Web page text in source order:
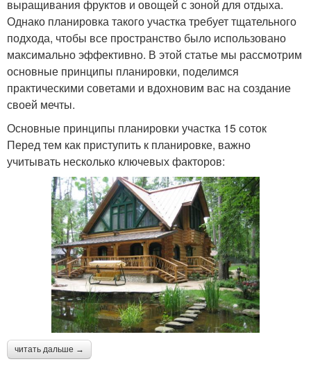
выращивания фруктов и овощей с зоной для отдыха.
Однако планировка такого участка требует тщательного
подхода, чтобы все пространство было использовано
максимально эффективно. В этой статье мы рассмотрим
основные принципы планировки, поделимся
практическими советами и вдохновим вас на создание
своей мечты.
Основные принципы планировки участка 15 соток
Перед тем как приступить к планировке, важно
учитывать несколько ключевых факторов:
читать дальше →